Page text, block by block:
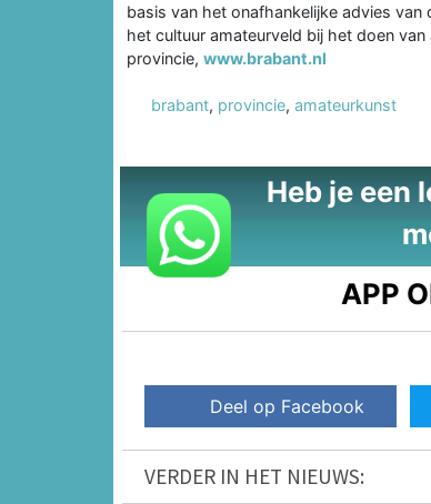
basis van het onafhankelijke advies
het cultuur amateurveld bij het doen
provincie, www.brabant.nl
brabant, provincie, amateurkunst
Heb je een
APP
Deel op Facebook
VERDER IN HET NIEUWS: